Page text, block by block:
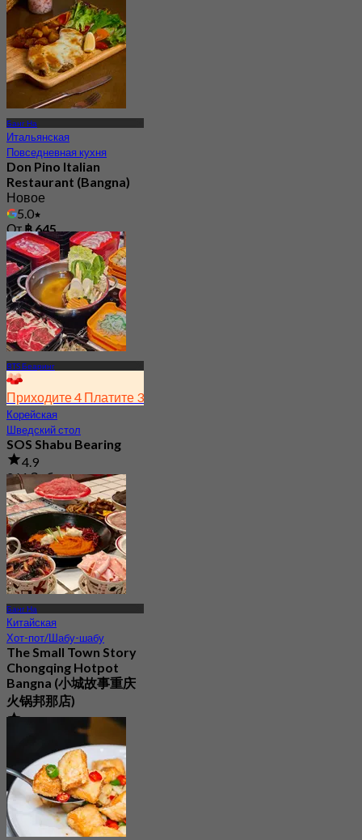
Банг На
Итальянская
Повседневная кухня
Don Pino Italian
Restaurant (Bangna)
Новое
5.0
От฿ 645
BTS Беаринг
Приходите 4 Платите 3
Корейская
Шведский стол
SOS Shabu Bearing
4.9
261 Забронировано
От฿ 276.75
Банг На
Китайская
Хот-пот/Шабу-шабу
The Small Town Story
Chongqing Hotpot
Bangna (小城故事重庆
火锅邦那店)
4.0
37 Забронировано
฿ 797